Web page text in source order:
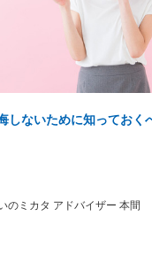
しないために知っておく
のミカタ アドバイザー 本間